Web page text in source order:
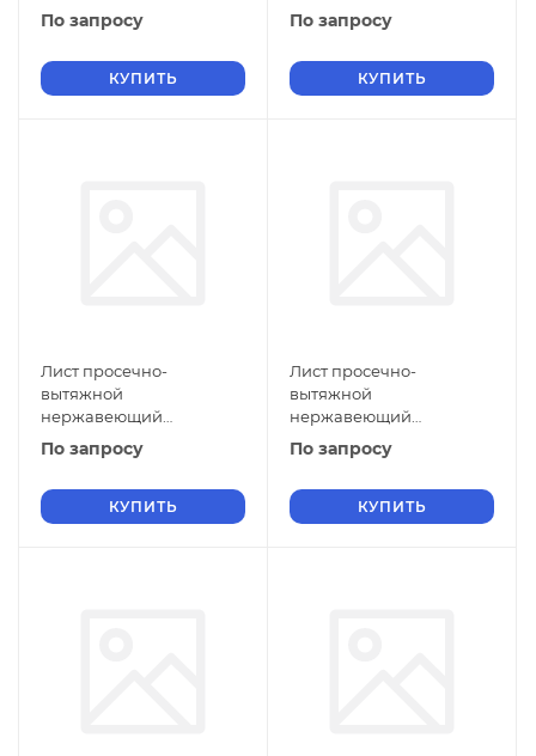
5х1400х1500 мм ПВЛ 306
12Х17 ТУ 36-26.11-5-89
По запросу
КУПИТЬ
5х1250х3000 мм ПВЛ 306
12Х17 ТУ 36-26.11-5-89
По запросу
КУПИТЬ
Лист просечно-
вытяжной
нержавеющий
5х1100х2500 мм ПВЛ 306
12Х17 ТУ 36-26.11-5-89
По запросу
КУПИТЬ
Лист просечно-
вытяжной
нержавеющий
5х1000х2000 мм ПВЛ 306
12Х17 ТУ 36-26.11-5-89
По запросу
КУПИТЬ